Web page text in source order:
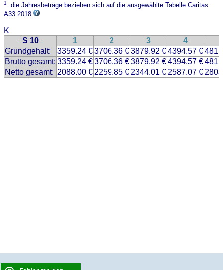
1: die Jahresbeträge beziehen sich auf die ausgewählte Tabelle Caritas
A33 2018
K
.. S 10 .. 1 2 3 4
Grundgehalt:
3359.24 €3706.36 €3879.92 €4394.57 €
Brutto gesamt: 3359.24 €3706.36 €3879.92 €4394.57 €
Netto gesamt: 2088.00 € 2259.85 € 2344.01 € 2587.07 €